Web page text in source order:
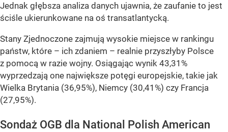
Jednak głębsza analiza danych ujawnia, że zaufanie to jest
ściśle ukierunkowane na oś transatlantycką.
Stany Zjednoczone zajmują wysokie miejsce w rankingu
państw, które – ich zdaniem – realnie przyszłyby Polsce
z pomocą w razie wojny. Osiągając wynik 43,31%
wyprzedzają one największe potęgi europejskie, takie jak
Wielka Brytania (36,95%), Niemcy (30,41%) czy Francja
(27,95%).
Sondaż OGB dla National Polish American